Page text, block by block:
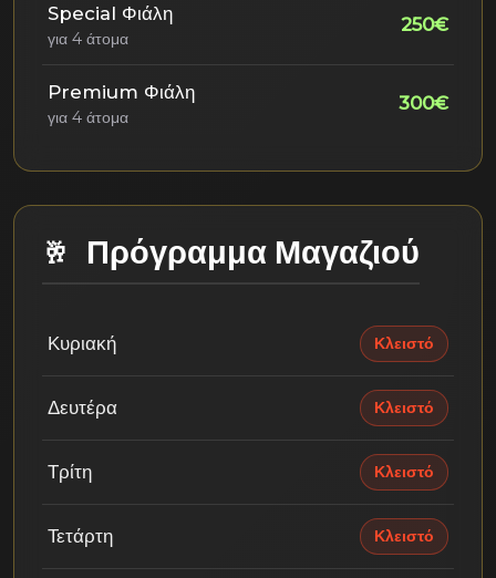
Special Φιάλη
για 4 άτομα
250€
Premium Φιάλη
για 4 άτομα
300€
Πρόγραμμα Μαγαζιού
Κυριακή Κλειστό
Δευτέρα Κλειστό
Τρίτη Κλειστό
Τετάρτη Κλειστό